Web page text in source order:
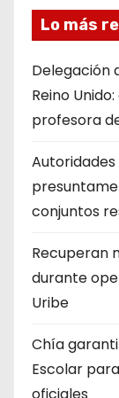
Lo más
Delegación
Reino
profesora
conjuntos
Recuperan
durante
Uribe
Chía
Escolar
oficiales